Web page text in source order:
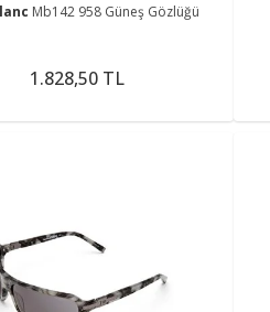
Mb142 958 Güneş Gözlüğü
1.828,50 TL